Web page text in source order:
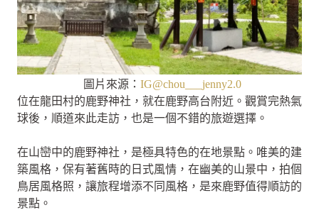
圖片來源： IG@chou___jenny2.0
位在龍田村的鹿野神社，就在鹿野高台附近。觀賞完熱氣
球後，順道來此走訪，也是一個不錯的旅遊選擇。
在山巒中的鹿野神社，是極具特色的在地景點。唯美的建
築風格，保有著舊時的日式風情，在幽美的山景中，拍個
鳥居風格照，讓旅程增添不同風格，是來鹿野值得順訪的
景點。